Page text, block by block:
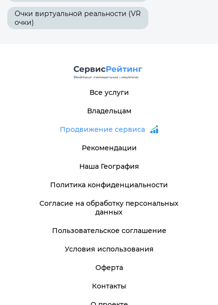
Очки виртуальной реальности (VR
очки)
Все услуги
Владельцам
Продвижение сервиса
Рекомендации
Наша География
Политика конфиденциальности
Согласие на обработку персональных
данных
Пользовательское соглашение
Условия использования
Оферта
Контакты